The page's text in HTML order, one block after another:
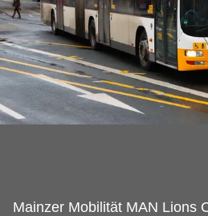
Mainzer Mobilität MAN Lions